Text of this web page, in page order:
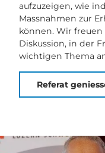
aufzuzeigen, wie
Massnahmen zur
können. Wir
Diskussion, in der
wichtigen Thema
Referat